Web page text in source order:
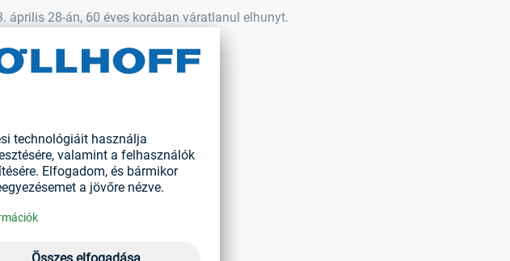
28-án, 60 éves korában váratlanul elhunyt.
szerepet játszott
és a jogi osztályokért felelt.
tagja, Michael W. és Wilhelm